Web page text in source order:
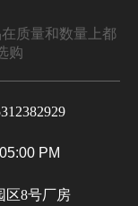
质量和数量上都
购
PM
区8号厂房